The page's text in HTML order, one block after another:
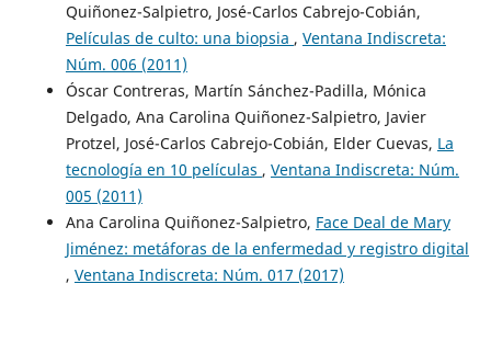
Quiñonez-Salpietro, José-Carlos Cabrejo-Cobián,
Películas de culto: una biopsia , Ventana Indiscreta:
Núm. 006 (2011)
Óscar Contreras, Martín Sánchez-Padilla, Mónica
Delgado, Ana Carolina Quiñonez-Salpietro, Javier
Protzel, José-Carlos Cabrejo-Cobián, Elder Cuevas, La
tecnología en 10 películas , Ventana Indiscreta: Núm.
005 (2011)
Ana Carolina Quiñonez-Salpietro, Face Deal de Mary
Jiménez: metáforas de la enfermedad y registro digital
, Ventana Indiscreta: Núm. 017 (2017)